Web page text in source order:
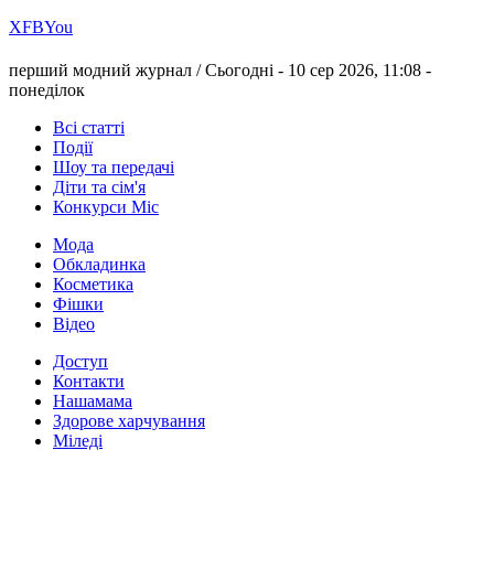
ХFBYou
перший модний журнал /Сьогодні - 10 сер 2026, 11:08 -
понеділок
Всі статті
Події
Шоу та передачі
Діти та сім'я
Конкурси Міс
Мода
Обкладинка
Косметика
Фішки
Відео
Доступ
Контакти
Нашамама
Здорове харчування
Міледі